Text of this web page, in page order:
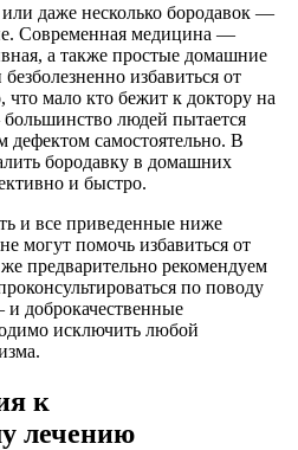
даже несколько бородавок —
Современная медицина —
а также простые домашние
избавиться от
что мало кто бежит к доктору на
людей пытается
дефектом самостоятельно. В
бородавку в домашних
и быстро.
и все приведенные ниже
могут помочь избавиться от
предварительно рекомендуем
по поводу
доброкачественные
исключить любой
к
лечению